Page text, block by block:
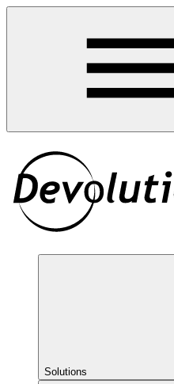
Solutions